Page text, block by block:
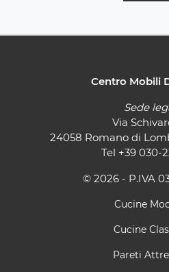
Centro Mobili
Sede
Via
24058 Romano di
Tel +39 030-
© 2026 - P.IVA
Cucine
Cucine
Pareti